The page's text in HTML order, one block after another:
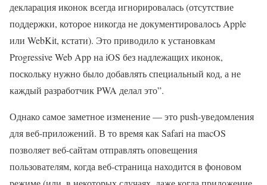
декларация иконок всегда игнорировалась (отсутствие
поддержки, которое никогда не документировалось Apple
или WebKit, кстати). Это приводило к установкам
Progressive Web App на iOS без надлежащих иконок,
поскольку нужно было добавлять специальный код, а не
каждый разработчик PWA делал это”.
Однако самое заметное изменение — это push-уведомления
для веб-приложений. В то время как Safari на macOS
позволяет веб-сайтам отправлять оповещения
пользователям, когда веб-страница находится в фоновом